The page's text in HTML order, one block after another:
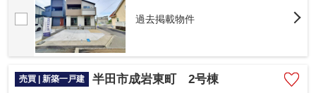
過去掲載物件
売買 | 新築一戸建 半田市成岩東町 2号棟